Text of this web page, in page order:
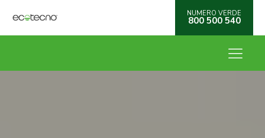
NUMERO VERDE
800 500 540